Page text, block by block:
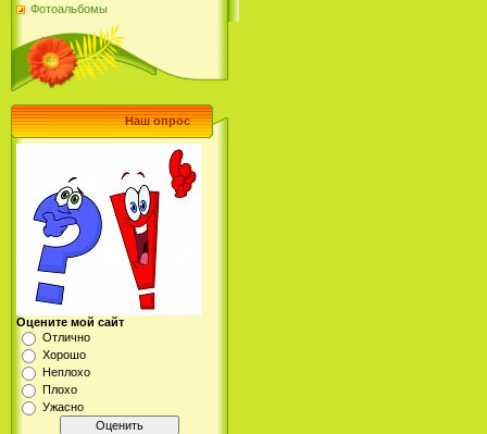
Фотоальбомы
Наш опрос
Оцените мой сайт
Отлично
Хорошо
Неплохо
Плохо
Ужасно